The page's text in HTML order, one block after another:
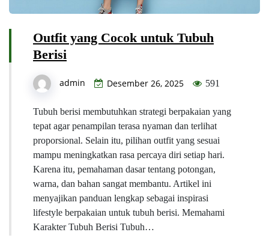
Outfit yang Cocok untuk Tubuh
Berisi
admin Desember 26, 2025 591
Tubuh berisi membutuhkan strategi berpakaian yang
tepat agar penampilan terasa nyaman dan terlihat
proporsional. Selain itu, pilihan outfit yang sesuai
mampu meningkatkan rasa percaya diri setiap hari.
Karena itu, pemahaman dasar tentang potongan,
warna, dan bahan sangat membantu. Artikel ini
menyajikan panduan lengkap sebagai inspirasi
lifestyle berpakaian untuk tubuh berisi. Memahami
Karakter Tubuh Berisi Tubuh…